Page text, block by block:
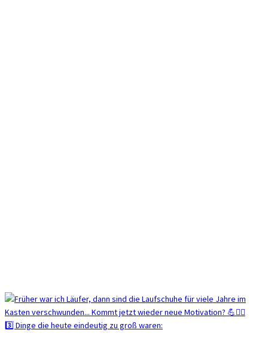
3️⃣ Dinge die heute eindeutig zu groß waren: